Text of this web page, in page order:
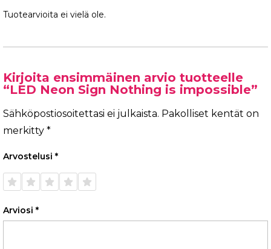
Tuotearvioita ei vielä ole.
Kirjoita ensimmäinen arvio tuotteelle
“LED Neon Sign Nothing is impossible”
Sähköpostiosoitettasi ei julkaista. Pakolliset kentät on
merkitty *
Arvostelusi *
1/5
tähteä
2/5
tähteä
3/5
tähteä
4/5
tähteä
5/5
tähteä
Arviosi *